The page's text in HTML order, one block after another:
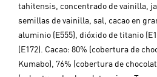
tahitensis, concentrado de vainilla,
semillas de vainilla, sal, cacao en
aluminio (E555), dióxido de titanio
(E172). Cacao: 80% (cobertura de
Kumabo), 76% (cobertura de